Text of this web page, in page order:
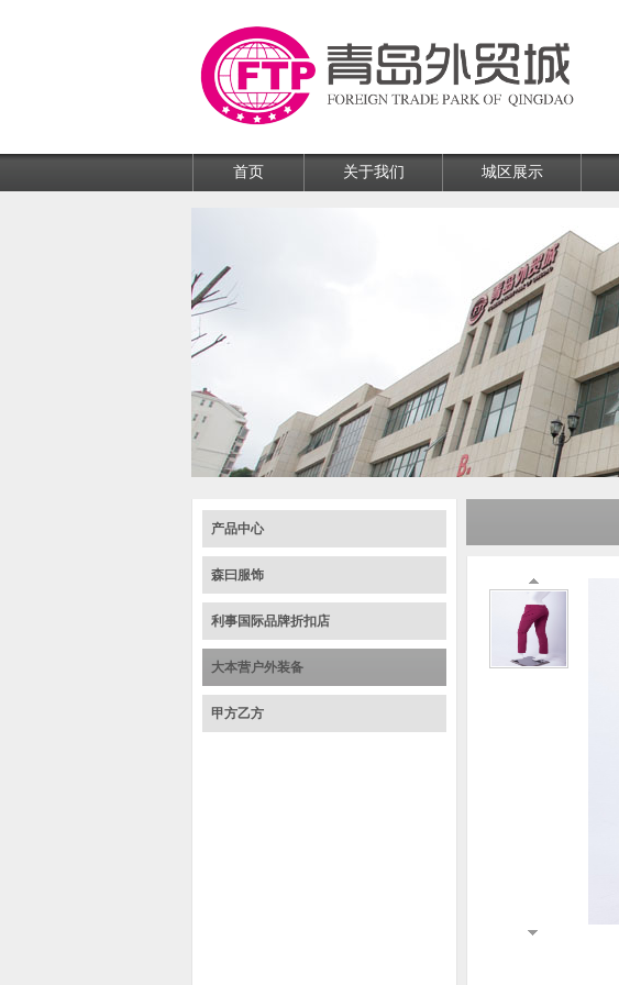
首页 关于我们 城区展示
产品中心
森曰服饰
利事国际品牌折扣店
大本营户外装备
甲方乙方